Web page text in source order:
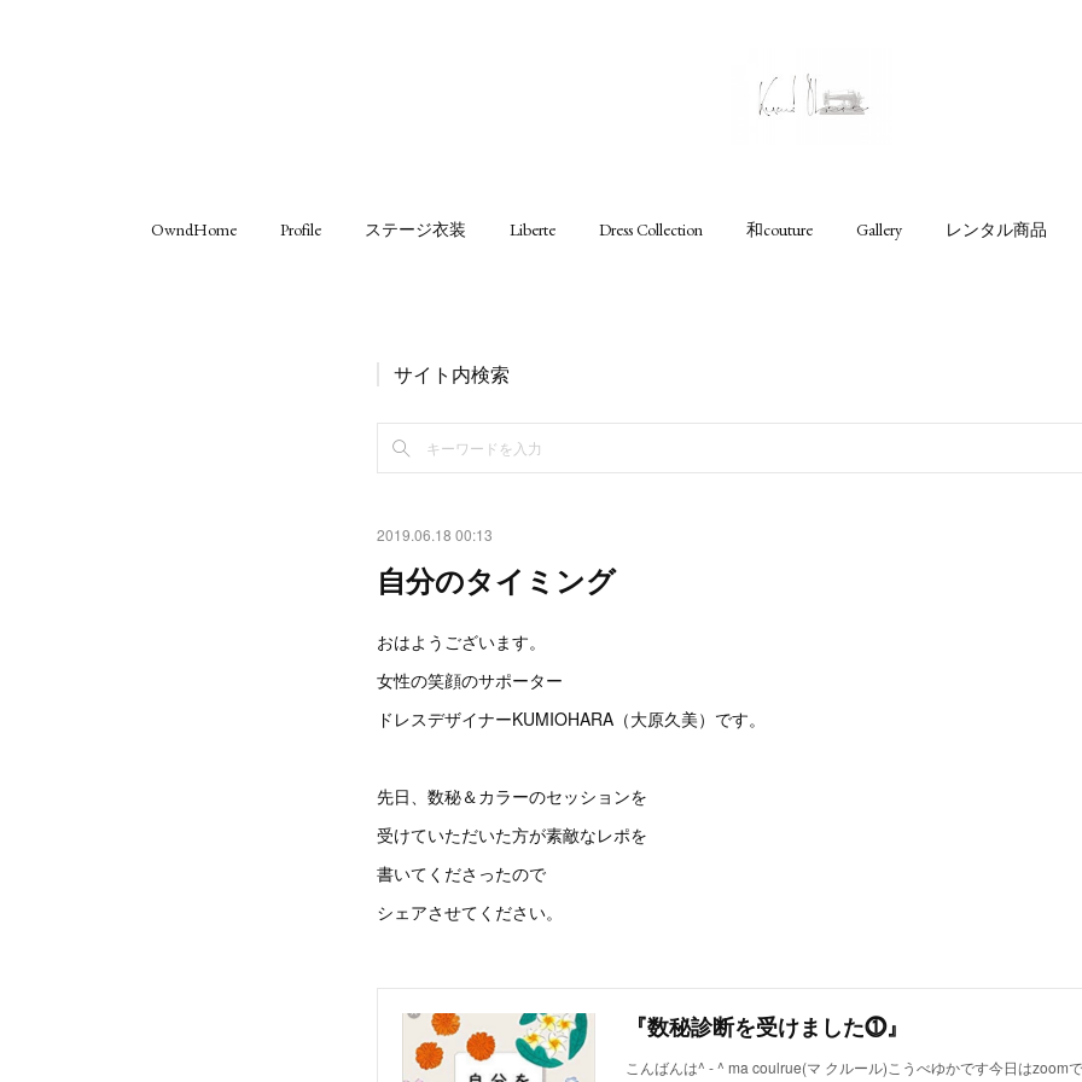
OwndHome Profile ステージ衣装 Liberte Dress Collection 和couture Gallery レンタル商品
サイト内検索
2019.06.18 00:13
自分のタイミング
おはようございます。
女性の笑顔のサポーター
ドレスデザイナーKUMIOHARA（大原久美）です。
先日、数秘＆カラーのセッションを
受けていただいた方が素敵なレポを
書いてくださったので
シェアさせてください。
『数秘診断を受けました⓵』
こんばんは^ - ^ ma coulrue(マ クルール)こうべゆかです今日はzoom